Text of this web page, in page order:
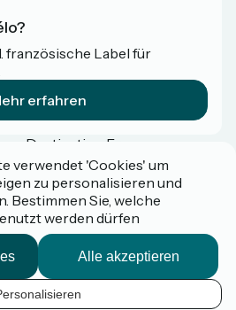
französische Label für
erfahren
Destination France
France Vélo Tourisme
verwendet 'Cookies' um
zu personalisieren und
Bestimmen Sie, welche
werden dürfen
Alle akzeptieren